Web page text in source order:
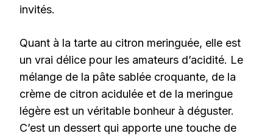
invités.
Quant à la tarte au citron meringuée, elle est
un vrai délice pour les amateurs d’acidité. Le
mélange de la pâte sablée croquante, de la
crème de citron acidulée et de la meringue
légère est un véritable bonheur à déguster.
C’est un dessert qui apporte une touche de